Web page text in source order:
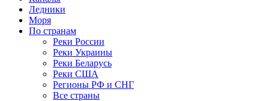
Ледники
Моря
По странам
Реки России
Реки Украины
Реки Беларусь
Реки США
Регионы РФ и СНГ
Все страны